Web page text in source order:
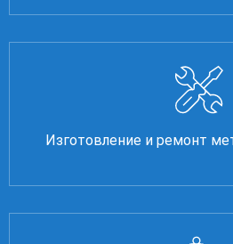
Изготовление и ремонт